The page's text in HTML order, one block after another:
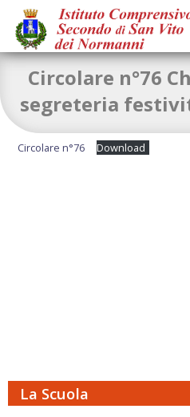
La Scuola
Circolare n°76
segreteria
Circolare n°76 Download